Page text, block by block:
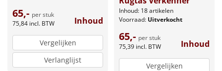
65,- per stuk
75,84 incl. BTW Inhoud
Vergelijken
Verlanglijst
Inhoud: 18 artikelen
Voorraad: Uitverkocht
65,- per stuk
75,39 incl. BTW Inhoud
Vergelijken